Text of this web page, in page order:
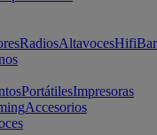
RadiosAltavocesHifi
PortátilesImpresoras
Accesorios